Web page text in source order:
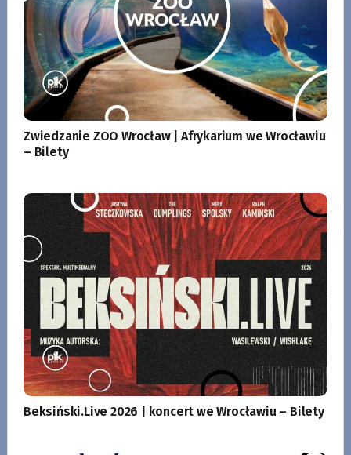
Zwiedzanie ZOO Wrocław | Afrykarium we Wrocławiu
– Bilety
Beksiński.Live 2026 | koncert we Wrocławiu – Bilety